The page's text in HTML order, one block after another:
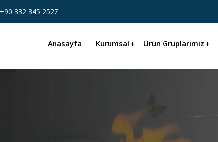
+90 332 345 2527
Anasayfa Kurumsal Ürün Gruplarımız